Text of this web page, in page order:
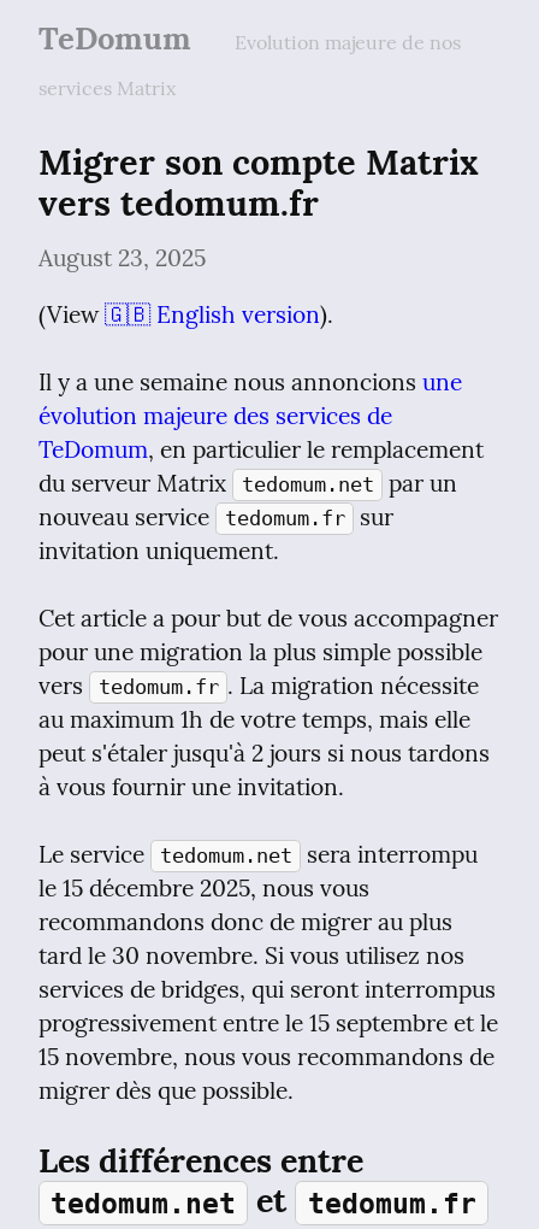
TeDomum
Evolution majeure de nos
services Matrix
Migrer son compte Matrix
vers tedomum.fr
August 23, 2025
(View 🇬🇧 English version).
Il y a une semaine nous annoncions une
évolution majeure des services de
TeDomum, en particulier le remplacement
du serveur Matrix
tedomum.net
par un
nouveau service
tedomum.fr
sur
invitation uniquement.
Cet article a pour but de vous accompagner
pour une migration la plus simple possible
vers
tedomum.fr . La migration nécessite
au maximum 1h de votre temps, mais elle
peut s'étaler jusqu'à 2 jours si nous tardons
à vous fournir une invitation.
Le service tedomum.net
sera interrompu
le 15 décembre 2025, nous vous
recommandons donc de migrer au plus
tard le 30 novembre. Si vous utilisez nos
services de bridges, qui seront interrompus
progressivement entre le 15 septembre et le
15 novembre, nous vous recommandons de
migrer dès que possible.
tedomum.net et tedomum.fr